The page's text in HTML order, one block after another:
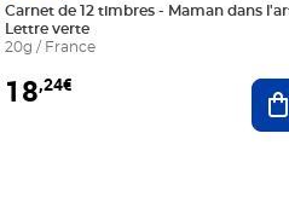
au panier
Carnet de 12 timbres - Maman dans
Lettre verte
20g / France
18,24€